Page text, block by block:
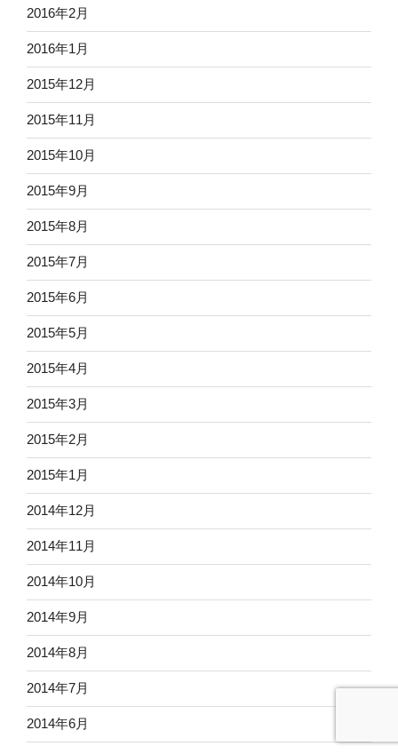
2016年2月
2016年1月
2015年12月
2015年11月
2015年10月
2015年9月
2015年8月
2015年7月
2015年6月
2015年5月
2015年4月
2015年3月
2015年2月
2015年1月
2014年12月
2014年11月
2014年10月
2014年9月
2014年8月
2014年7月
2014年6月